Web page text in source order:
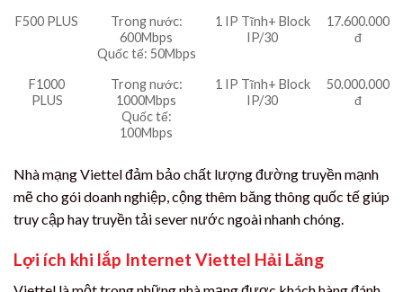
F500 PLUS
Trong nước:
600Mbps
Quốc tế: 50Mbps
1 IP Tĩnh+ Block
IP/30
17.600.000
đ
F1000
PLUS
Trong nước:
1000Mbps
Quốc tế:
100Mbps
1 IP Tĩnh+ Block
IP/30
50.000.000
đ
Nhà mạng Viettel đảm bảo chất lượng đường truyền mạnh
mẽ cho gói doanh nghiệp, cộng thêm băng thông quốc tế giúp
truy cập hay truyền tải sever nước ngoài nhanh chóng.
Lợi ích khi lắp Internet Viettel Hải Lăng